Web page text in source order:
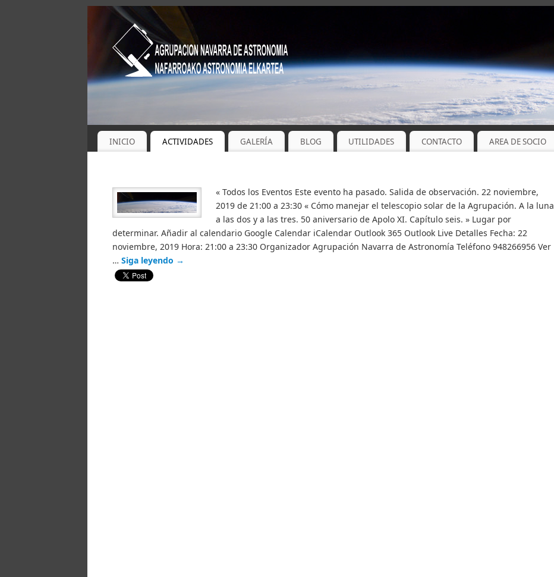
INICIO ACTIVIDADES GALERÍA BLOG UTILIDADES CONTACTO AREA DE SOCIO
« Todos los Eventos Este evento ha pasado. Salida de observación. 22 noviembre,
2019 de 21:00 a 23:30 « Cómo manejar el telescopio solar de la Agrupación. A la luna
a las dos y a las tres. 50 aniversario de Apolo XI. Capítulo seis. » Lugar por
determinar. Añadir al calendario Google Calendar iCalendar Outlook 365 Outlook Live Detalles Fecha: 22
noviembre, 2019 Hora: 21:00 a 23:30 Organizador Agrupación Navarra de Astronomía Teléfono 948266956 Ver
… Siga leyendo →